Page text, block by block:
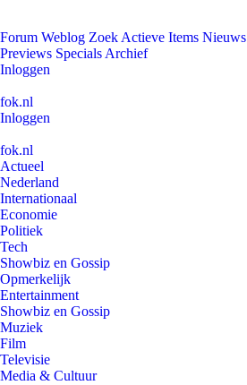
Forum Weblog Zoek Actieve Items Nieuws
Previews Specials Archief
Inloggen
fok.nl
Inloggen
fok.nl
Actueel
Nederland
Internationaal
Economie
Politiek
Tech
Showbiz en Gossip
Opmerkelijk
Entertainment
Showbiz en Gossip
Muziek
Film
Televisie
Media & Cultuur